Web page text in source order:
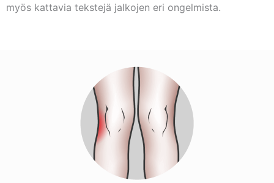
myös kattavia tekstejä jalkojen eri ongelmista.